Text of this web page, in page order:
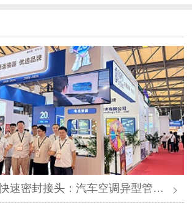
封接头：汽车空调异型管口测试方案